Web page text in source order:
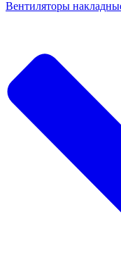
Вентиляторы